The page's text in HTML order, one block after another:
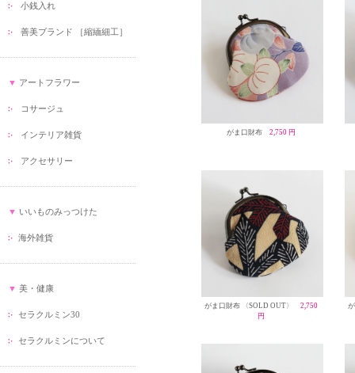
小銭入れ
善美ブランド ［縮緬細工］
▼ アートフラワー
コサージュ
インテリア雑貨
アクセサリー
▼ いいものみっつけた
海外雑貨
▼ 美・健康
セラクルミン30
セラクルミンについて
がま口財布 2,750 円
がま口財布 〈SOLD OUT〉
2,750
円